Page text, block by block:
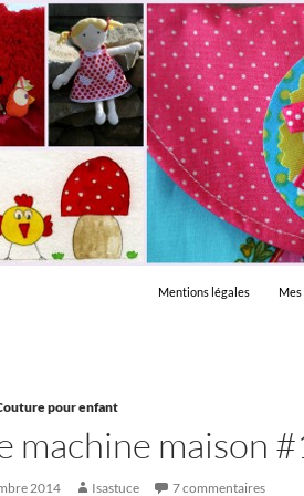
Mentions légales Mes
pour enfant
machine maison
2014 Isastuce 7 commentaires